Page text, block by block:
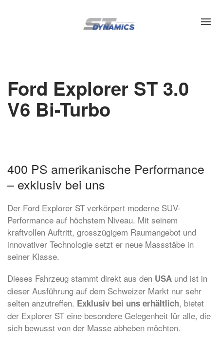
Zum Hauptinhalt springen
Ford Explorer ST 3.0
V6 Bi-Turbo
400 PS amerikanische Performance
– exklusiv bei uns
Der Ford Explorer ST verkörpert moderne SUV-
Performance auf höchstem Niveau. Mit seinem
kraftvollen Auftritt, grosszügigem Raumangebot und
innovativer Technologie setzt er neue Massstäbe in
seiner Klasse.
Dieses Fahrzeug stammt direkt aus den USA und ist in
dieser Ausführung auf dem Schweizer Markt nur sehr
selten anzutreffen. Exklusiv bei uns erhältlich, bietet
der Explorer ST eine besondere Gelegenheit für alle, die
sich bewusst von der Masse abheben möchten.